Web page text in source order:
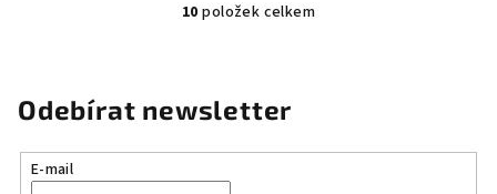
O
á
d
a
10 položek celkem
Odebírat newsletter
E-mail